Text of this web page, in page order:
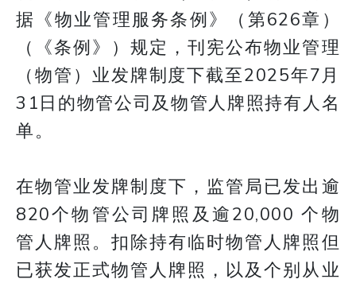
据《物业管理服务条例》（第626章）
（《条例》）规定，刊宪公布物业管理
（物管）业发牌制度下截至2025年7月
31日的物管公司及物管人牌照持有人名
单。
在物管业发牌制度下，监管局已发出逾
820个物管公司牌照及逾20,000 个物
管人牌照。扣除持有临时物管人牌照但
已获发正式物管人牌照，以及个别从业